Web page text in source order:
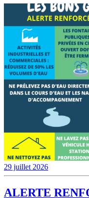
29 juillet 2026
ALERTE